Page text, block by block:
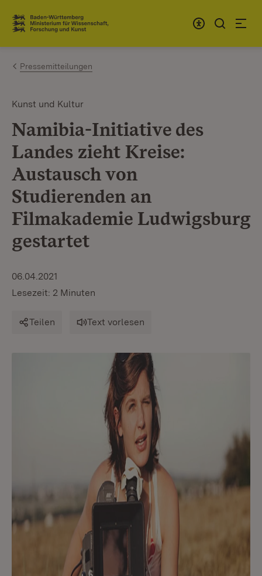
Zum Inhalt springen
Link zur Startseite
Pressemitteilungen
Kunst und Kultur
Namibia-Initiative des
Landes zieht Kreise:
Austausch von
Studierenden an
Filmakademie Ludwigsburg
gestartet
06.04.2021
Lesezeit: 2 Minuten
Teilen Text vorlesen